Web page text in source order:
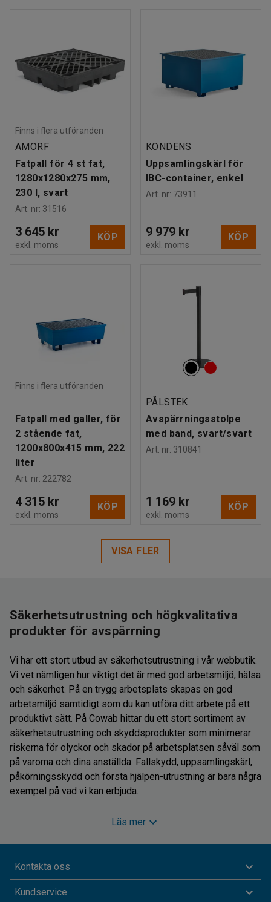
Finns i flera utföranden
AMORF
Fatpall för 4 st fat,
1280x1280x275 mm,
230 l, svart
Art. nr: 31516
3 645 kr
exkl. moms
KÖP
KONDENS
Uppsamlingskärl för
IBC-container, enkel
Art. nr: 73911
9 979 kr
exkl. moms
KÖP
Finns i flera utföranden
Fatpall med galler, för
2 stående fat,
1200x800x415 mm, 222
liter
Art. nr: 222782
4 315 kr
exkl. moms
KÖP
PÅLSTEK
Avspärrningsstolpe
med band, svart/svart
Art. nr: 310841
1 169 kr
exkl. moms
KÖP
VISA FLER
Säkerhetsutrustning och högkvalitativa
produkter för avspärrning
Vi har ett stort utbud av säkerhetsutrustning i vår webbutik.
Vi vet nämligen hur viktigt det är med god arbetsmiljö, hälsa
och säkerhet. På en trygg arbetsplats skapas en god
arbetsmiljö samtidigt som du kan utföra ditt arbete på ett
produktivt sätt. På Cowab hittar du ett stort sortiment av
säkerhetsutrustning och skyddsprodukter som minimerar
riskerna för olyckor och skador på arbetsplatsen såväl som
på varorna och dina anställda. Fallskydd, uppsamlingskärl,
påkörningsskydd och första hjälpen-utrustning är bara några
exempel på vad vi kan erbjuda.
Spärra av och säkra vissa områden
Avspärrningarär en viktig del av säkerhetsutrustningen. Vi
har ett brett utbud av avspärrningar såsom
avspärrningsband, betongsuggor, avspärrningsbarriärer och
varningstejp – våra flexibla system kan dessutom
Läs mer
Kontakta oss
Kundservice